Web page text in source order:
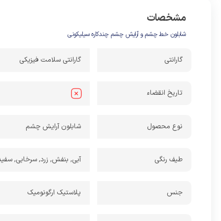
مشخصات
شابلون خط چشم و آرایش چشم چندکاره سیلیکونی
گارانتی گارانتی سلامت فیزیکی
تاریخ انقضاء
نوع محصول شابلون آرایش چشم
طیف رنگی آبی, بنفش, زرد, سرخابی,
جنس پلاستیک ارگونومیک